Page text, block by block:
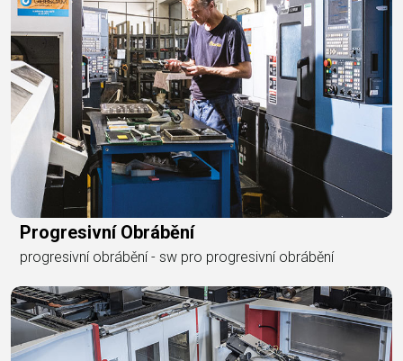
Progresivní Obrábění
progresivní obrábění - sw pro progresivní obrábění